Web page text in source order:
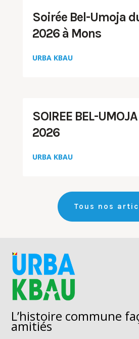
Soirée Bel-Umoja
2026 à Mons
URBA KBAU
SOIREE BEL-
2026
URBA KBAU
Tous nos
L’histoire commune
amitiés